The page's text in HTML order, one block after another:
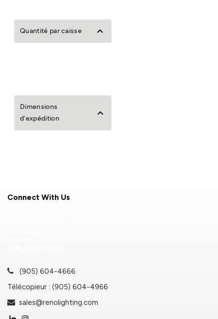
Quantité par caisse
Dimensions
d'expédition
Connect With Us
(905) 604-4666
Télécopieur : (905) 604-4966
sales@renolighting.com